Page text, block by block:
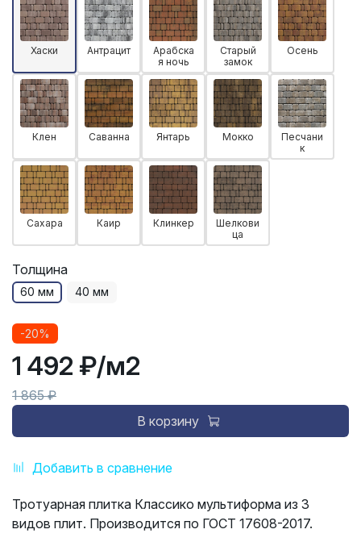
Добавить в сравнение
Хаски Антрацит
Арабска
я ночь
Старый
замок
Осень
Клен Саванна Янтарь Мокко
Песчани
к
Сахара Каир Клинкер
Шелкови
ца
Толщина
60 мм 40 мм
-20%
1 492 ₽/м2
1 865 ₽
В корзину
Тротуарная плитка Классико мультиформа из 3
видов плит. Производится по ГОСТ 17608-2017.